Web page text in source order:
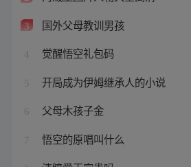
3 国外父母教训男孩
4 觉醒悟空礼包码
5 开局成为伊姆继承人的小说
6 父母木孩子金
7 悟空的原唱叫什么